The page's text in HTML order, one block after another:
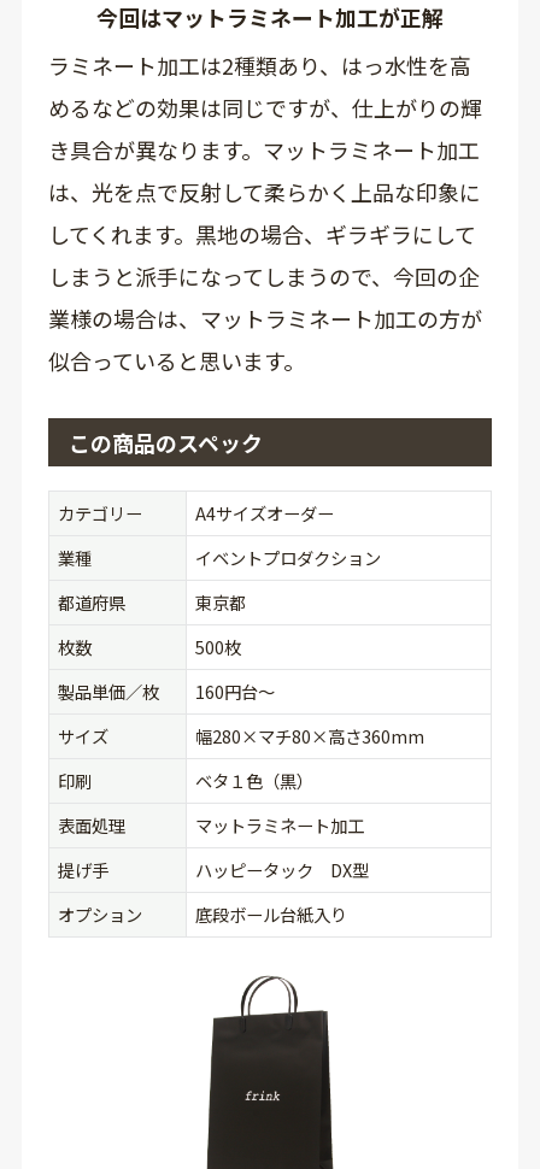
今回はマットラミネート加工が正解
ラミネート加工は2種類あり、はっ水性を高
めるなどの効果は同じですが、仕上がりの輝
き具合が異なります。マットラミネート加工
は、光を点で反射して柔らかく上品な印象に
してくれます。黒地の場合、ギラギラにして
しまうと派手になってしまうので、今回の企
業様の場合は、マットラミネート加工の方が
似合っていると思います。
この商品のスペック
カテゴリー
A4サイズオーダー
業種
イベントプロダクション
都道府県
東京都
枚数
500枚
製品単価／枚
160円台〜
サイズ
幅280×マチ80×高さ360mm
印刷
ベタ１色（黒）
表面処理
マットラミネート加工
提げ手
ハッピータック DX型
オプション
底段ボール台紙入り